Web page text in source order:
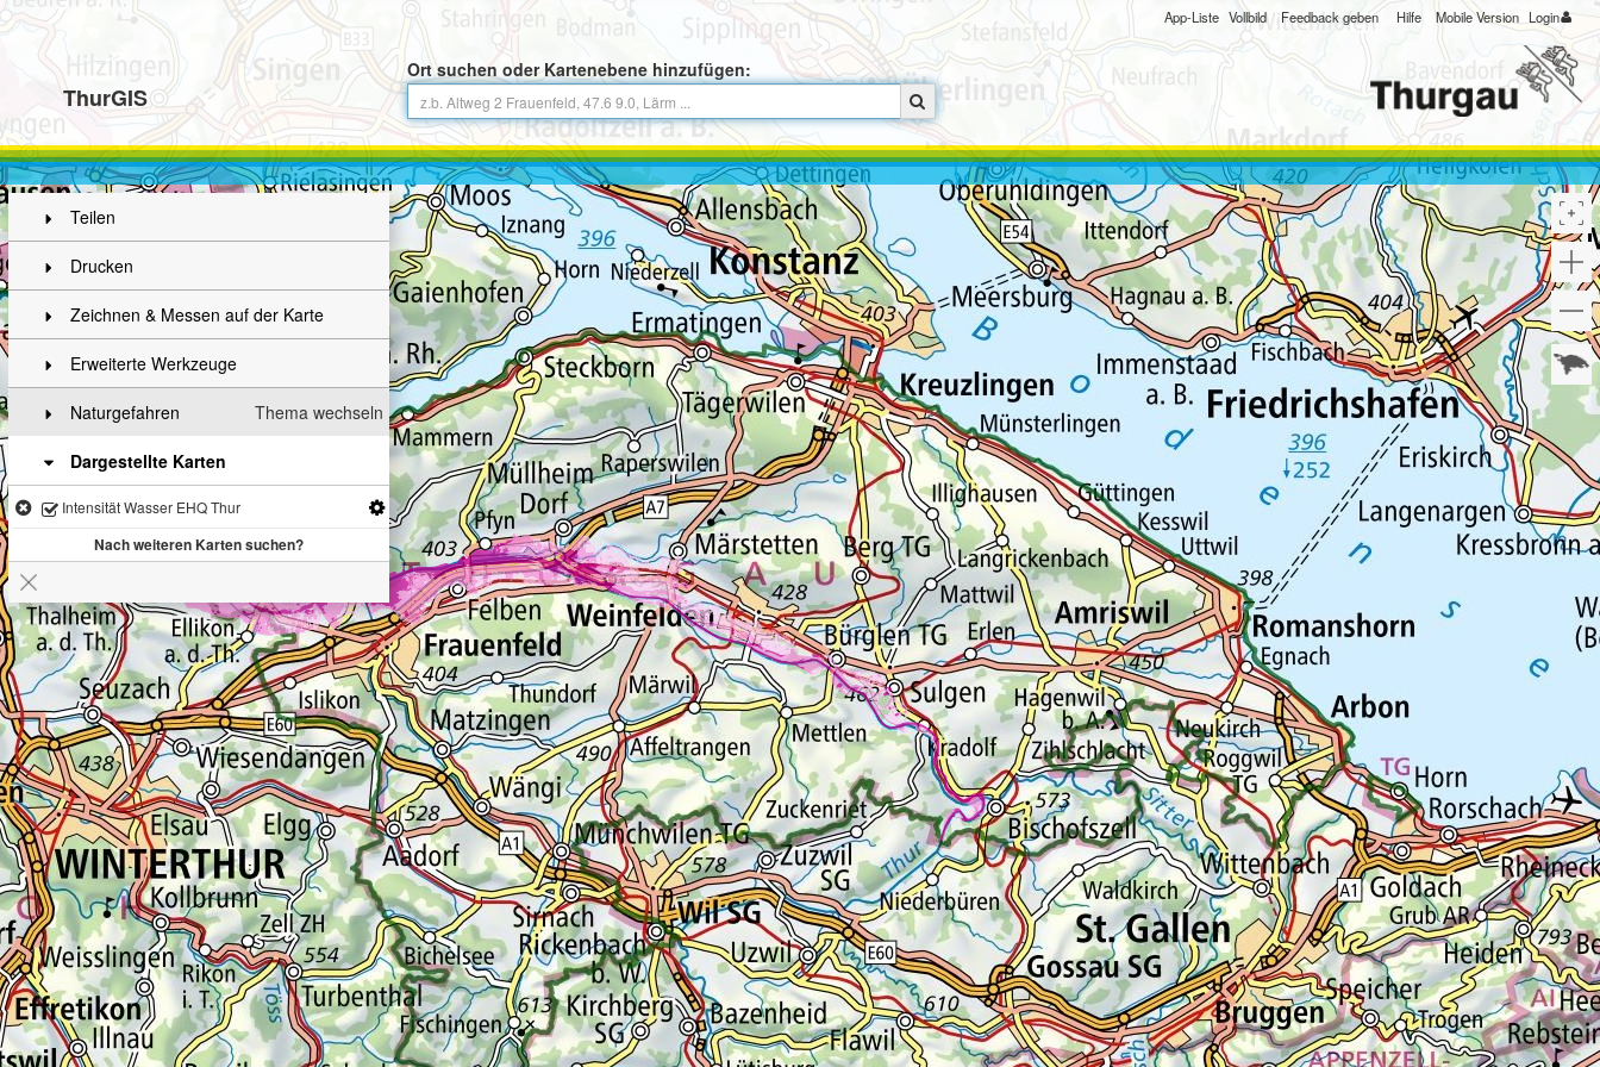
ThurGIS
Ort suchen oder Kartenebene hinzufügen:
App-Liste Vollbild Feedback geben Hilfe Mobile Version Login
Teilen
Drucken
Zeichnen & Messen auf der Karte
Erweiterte Werkzeuge
Thema wechseln
Naturgefahren
Dargestellte Karten
Intensität Wasser EHQ Thur
Nach weiteren Karten suchen?